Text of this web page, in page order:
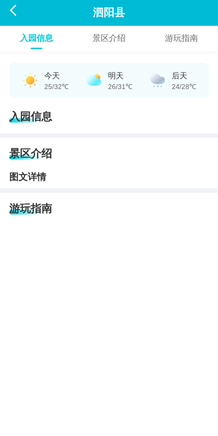
 泗阳县
入园信息 景区介绍 游玩指南
今天
25/32℃
明天
26/31℃
后天
24/28℃
入园信息
景区介绍
图文详情
游玩指南